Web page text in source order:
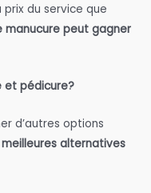
du service que
manucure peut gagner
et pédicure?
d’autres options
alternatives